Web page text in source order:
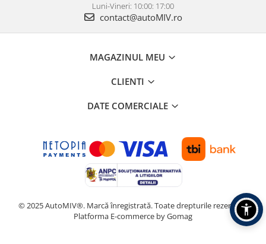
Luni-Vineri: 10:00: 17:00
contact@autoMIV.ro
MAGAZINUL MEU
CLIENTI
DATE COMERCIALE
© 2025 AutoMIV®. Marcă înregistrată. Toate drepturile rezervate.
Platforma E-commerce by Gomag